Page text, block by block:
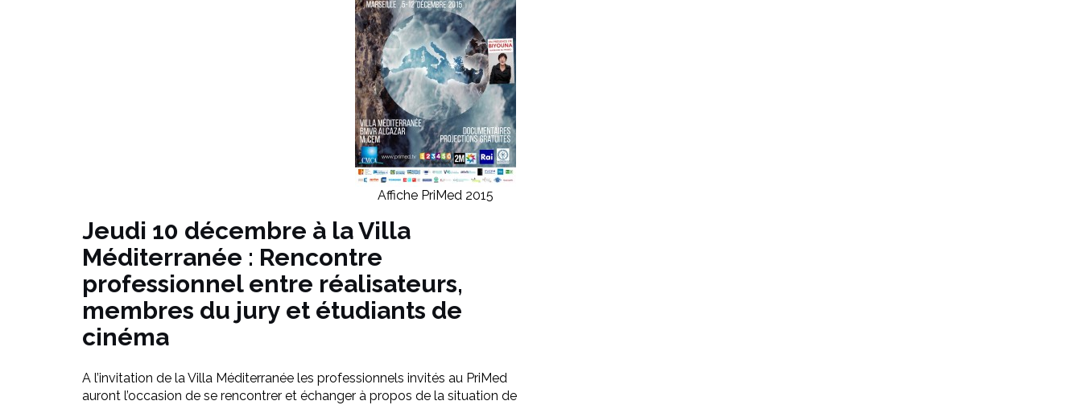
Affiche PriMed 2015
Jeudi 10 décembre à la Villa
Méditerranée : Rencontre
professionnel entre réalisateurs,
membres du jury et étudiants de
cinéma
A l’invitation de la Villa Méditerranée les professionnels invités au PriMed
auront l’occasion de se rencontrer et échanger à propos de la situation de